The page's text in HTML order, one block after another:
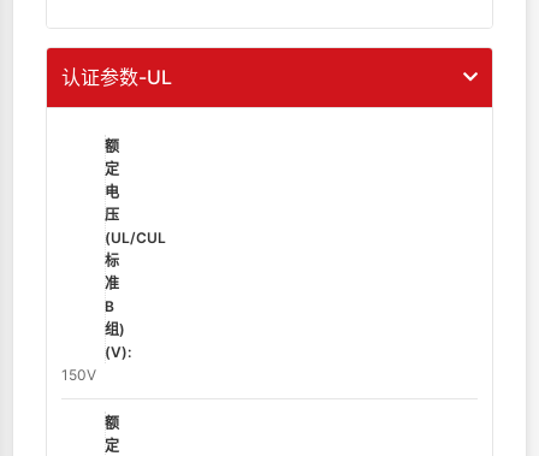
认证参数-UL
额
定
电
压
(UL/CUL
标
准
B
组)
(V):
150V
额
定